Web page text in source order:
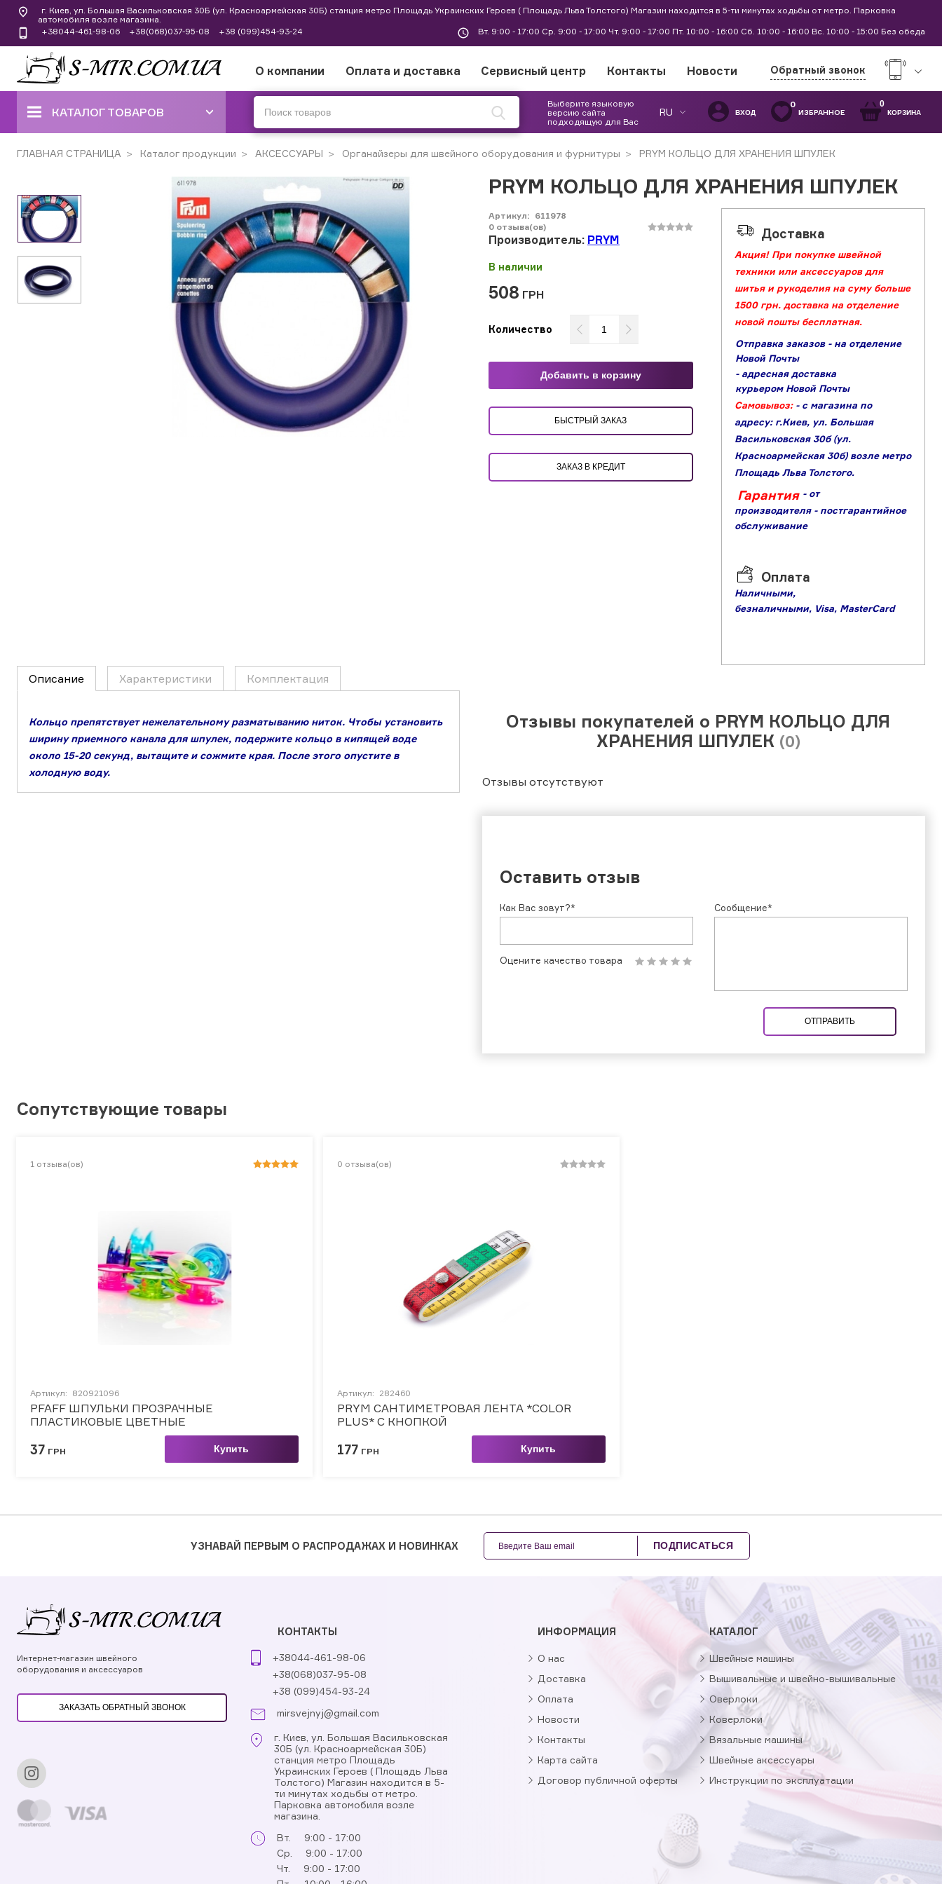
г. Киев, ул. Большая Васильковская 30Б (ул. Красноармейская 30Б) станция метро Площадь Украинских Героев ( Площадь Льва Толстого) Магазин находится в 5-ти минутах ходьбы от метро. Парковка
автомобиля возле магазина.
+38044-461-98-06
+38(068)037-95-08 +38 (099)454-93-24 Вт. 9:00 - 17:00 Ср. 9:00 - 17:00 Чт. 9:00 - 17:00 Пт. 10:00 - 16:00 Сб. 10:00 - 16:00 Вс. 10:00 - 15:00 Без обеда
О компании Оплата и доставка Сервисный центр Контакты Новости Обратный звонок
КАТАЛОГ ТОВАРОВ
ШВЕЙНЫЕ МАШИНЫ
КОВЕРЛОКИ, ОВЕРЛОКИ,
ПЛОСКОШОВНЫЕ МАШИНЫ
ВЫШИВАЛЬНЫЕ И ШВЕЙНО-
ВЫШИВАЛЬНЫЕ
ШВЕЙНЫЕ МАШИНЫ РУЧНОГО
СТЕЖКА
ВЯЗАЛЬНЫЕ МАШИНЫ
Выберите языковую
версию сайта
подходящую для Вас
RU ВХОД
0
ИЗБРАННОЕ
0
КОРЗИНА
ГЛАВНАЯ СТРАНИЦА Каталог продукции АКСЕССУАРЫ Органайзеры для швейного оборудования и фурнитуры PRYM КОЛЬЦО ДЛЯ ХРАНЕНИЯ ШПУЛЕК
PRYM КОЛЬЦО ДЛЯ ХРАНЕНИЯ ШПУЛЕК
Артикул: 611978
0 отзыва(ов)
Производитель: PRYM
В наличии
508 ГРН
Количество
Добавить в корзину
БЫСТРЫЙ ЗАКАЗ
ЗАКАЗ В КРЕДИТ
Доставка
Акция! При покупке швейной
техники или аксессуаров для
шитья и рукоделия на суму больше
1500 грн. доставка на отделение
новой пошты бесплатная.
Отправка заказов - на отделение
Новой Почты
- адресная доставка
курьером Новой Почты
Самовывоз: - с магазина по
адресу: г.Киев, ул. Большая
Васильковская 30б (ул.
Красноармейская 30б) возле метро
Площадь Льва Толстого.
Гарантия - от
производителя - постгарантийное
обслуживание
Оплата
Наличными,
безналичными, Visa, MasterCard
Описание Характеристики Комплектация
Кольцо препятствует нежелательному разматыванию ниток. Чтобы установить
ширину приемного канала для шпулек, подержите кольцо в кипящей воде
около 15-20 секунд, вытащите и сожмите края. После этого опустите в
холодную воду.
Отзывы покупателей о PRYM КОЛЬЦО ДЛЯ
ХРАНЕНИЯ ШПУЛЕК (0)
Отзывы отсутствуют
Оставить отзыв
Сообщение*
Как Вас зовут?*
Оцените качество товара
ОТПРАВИТЬ
Сопутствующие товары
1 отзыва(ов)
Артикул: 820921096
PFAFF ШПУЛЬКИ ПРОЗРАЧНЫЕ
ПЛАСТИКОВЫЕ ЦВЕТНЫЕ
37 ГРН Купить
0 отзыва(ов)
Артикул: 282460
PRYM САНТИМЕТРОВАЯ ЛЕНТА *COLOR
PLUS* С КНОПКОЙ
177 ГРН Купить
УЗНАВАЙ ПЕРВЫМ О РАСПРОДАЖАХ И НОВИНКАХ ПОДПИСАТЬСЯ
Интернет-магазин швейного
оборудования и аксессуаров
ЗАКАЗАТЬ ОБРАТНЫЙ ЗВОНОК
КОНТАКТЫ
+38044-461-98-06
+38(068)037-95-08
+38 (099)454-93-24
mirsvejnyj@gmail.com
г. Киев, ул. Большая Васильковская
30Б (ул. Красноармейская 30Б)
станция метро Площадь
Украинских Героев ( Площадь Льва
Толстого) Магазин находится в 5-
ти минутах ходьбы от метро.
Парковка автомобиля возле
магазина.
Вт.
9:00 - 17:00
Ср.
9:00 - 17:00
Чт.
9:00 - 17:00
ИНФОРМАЦИЯ
О нас
Доставка
Оплата
Новости
Контакты
Карта сайта
Договор публичной оферты
КАТАЛОГ
Швейные машины
Вышивальные и швейно-вышивальные
Оверлоки
Коверлоки
Вязальные машины
Швейные аксессуары
Инструкции по эксплуатации